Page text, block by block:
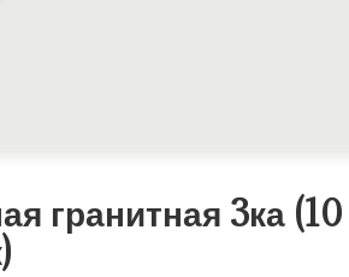
гранитная 3ка